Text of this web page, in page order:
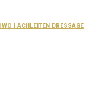
I ACHLEITEN DRESSAGE